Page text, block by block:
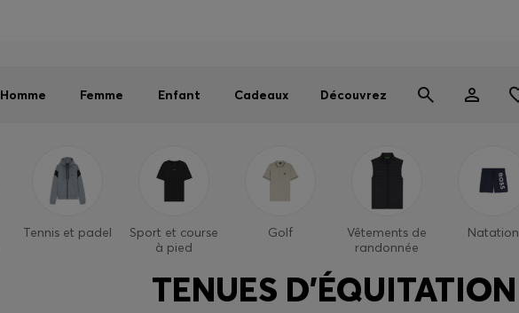
Homme Femme Enfant Cadeaux Découvrez
Tennis et padel
Sport et course
à pied
Golf
Vêtements de
randonnée
Natation
TENUES D’ÉQUITATION